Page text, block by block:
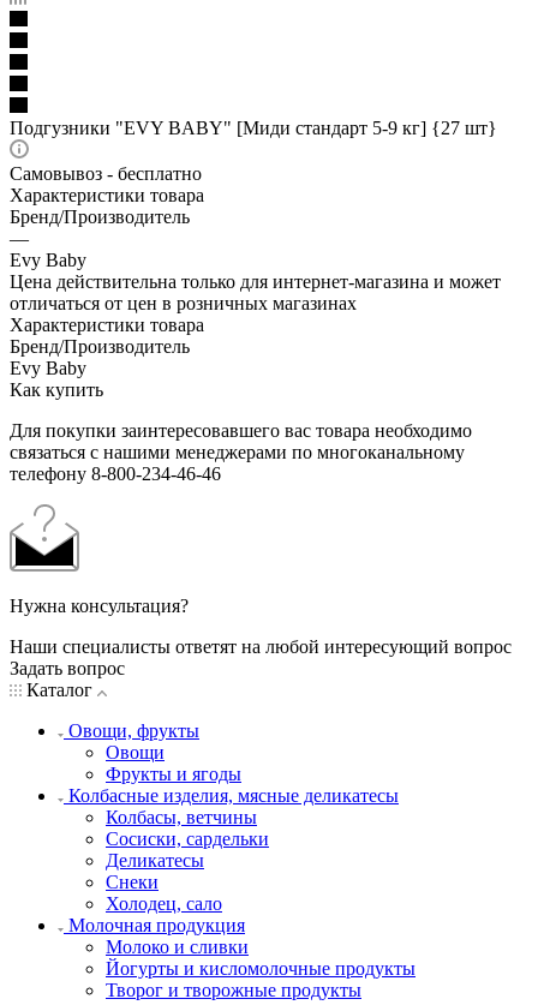
Подгузники "EVY BABY" [Миди стандарт 5-9 кг] {27 шт}
Самовывоз - бесплатно
Характеристики товара
Бренд/Производитель
—
Evy Baby
Цена действительна только для интернет-магазина и может
отличаться от цен в розничных магазинах
Характеристики товара
Бренд/Производитель
Evy Baby
Как купить
Для покупки заинтересовавшего вас товара необходимо
связаться с нашими менеджерами по многоканальному
телефону 8-800-234-46-46
Нужна консультация?
Наши специалисты ответят на любой интересующий вопрос
Задать вопрос
Каталог
Овощи, фрукты
Овощи
Фрукты и ягоды
Колбасные изделия, мясные деликатесы
Колбасы, ветчины
Сосиски, сардельки
Деликатесы
Снеки
Холодец, сало
Молочная продукция
Молоко и сливки
Йогурты и кисломолочные продукты
Творог и творожные продукты